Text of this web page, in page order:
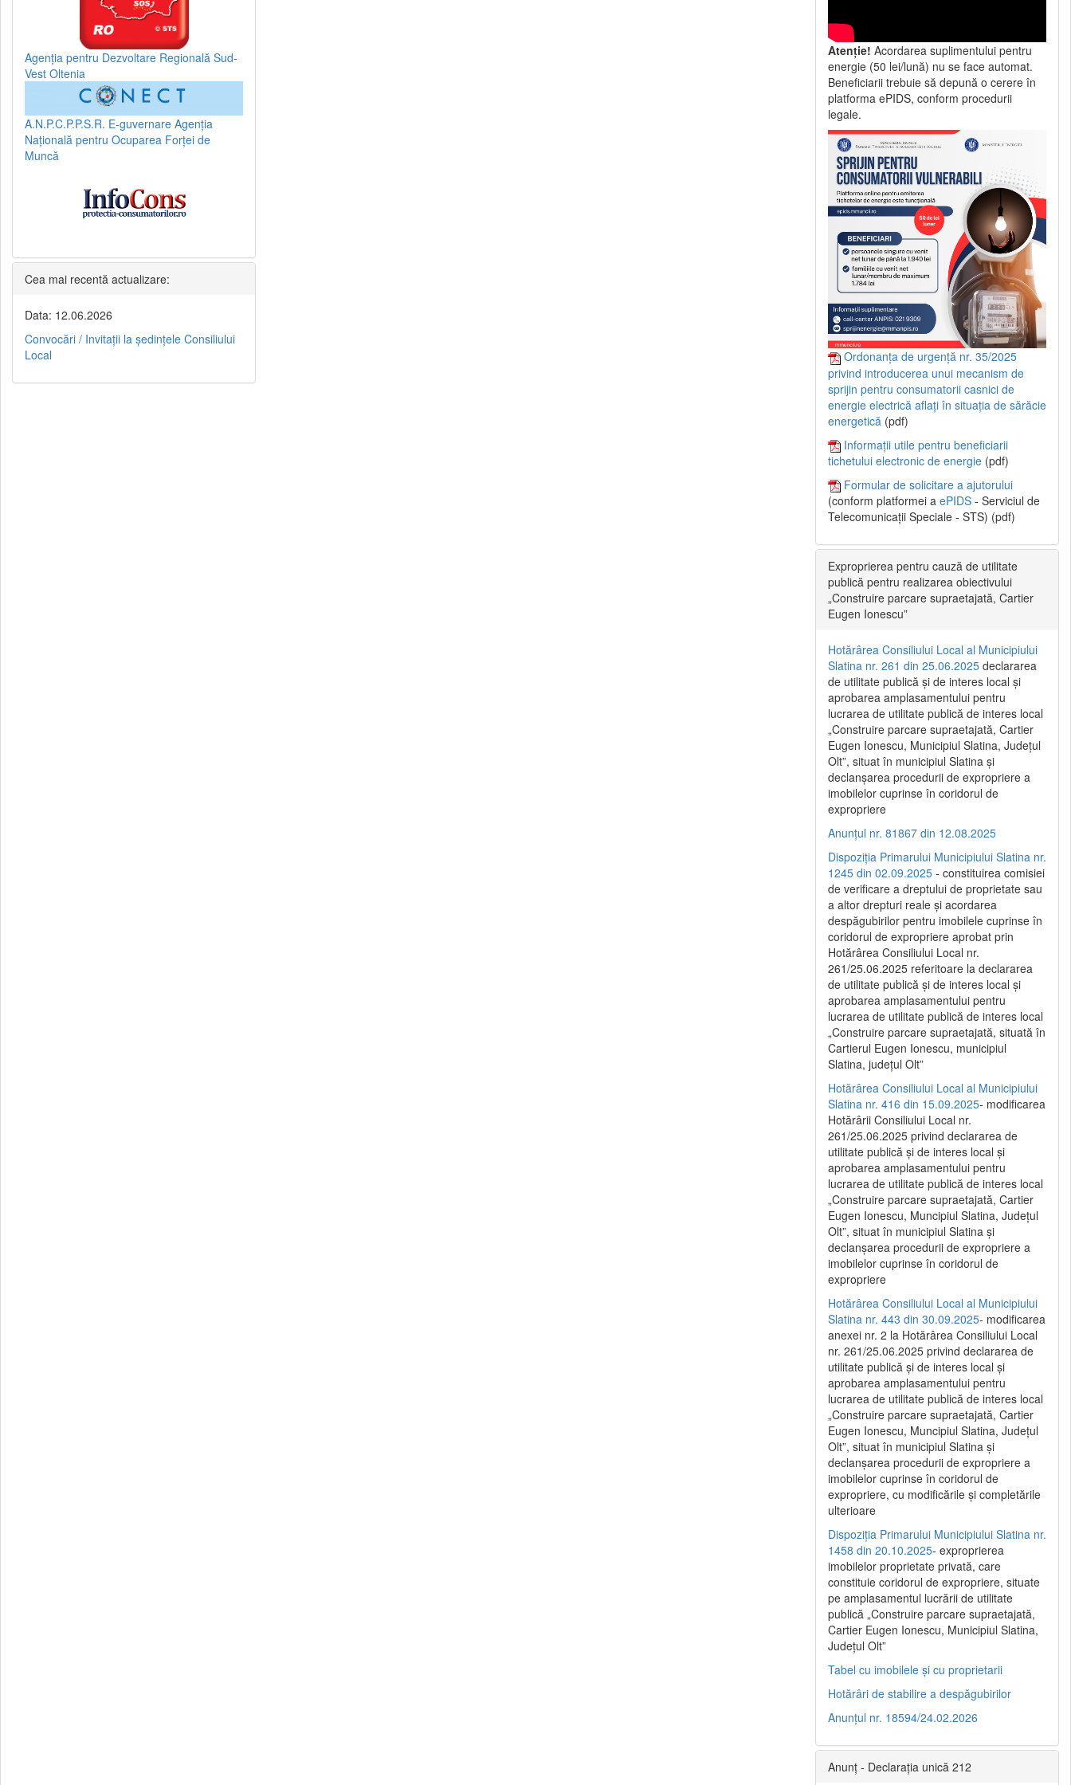
Agenția pentru Dezvoltare Regională Sud-
Vest Oltenia
A.N.P.C.P.P.S.R. E-guvernare Agenția
Națională pentru Ocuparea Forței de
Muncă
Cea mai recentă actualizare:
Data: 12.06.2026
Convocări / Invitaţii la şedinţele Consiliului
Local
Atenție! Acordarea suplimentului pentru
energie (50 lei/lună) nu se face automat.
Beneficiarii trebuie să depună o cerere în
platforma ePIDS, conform procedurii
legale.
Ordonanța de urgență nr. 35/2025
privind introducerea unui mecanism de
sprijin pentru consumatorii casnici de
energie electrică aflați în situația de sărăcie
energetică (pdf)
Informații utile pentru beneficiarii
tichetului electronic de energie (pdf)
Formular de solicitare a ajutorului
(conform platformei a ePIDS - Serviciul de
Telecomunicații Speciale - STS) (pdf)
Exproprierea pentru cauză de utilitate
publică pentru realizarea obiectivului
„Construire parcare supraetajată, Cartier
Eugen Ionescu”
Hotărârea Consiliului Local al Municipiului
Slatina nr. 261 din 25.06.2025 declararea
de utilitate publică și de interes local și
aprobarea amplasamentului pentru
lucrarea de utilitate publică de interes local
„Construire parcare supraetajată, Cartier
Eugen Ionescu, Municipiul Slatina, Județul
Olt”, situat în municipiul Slatina și
declanșarea procedurii de expropriere a
imobilelor cuprinse în coridorul de
expropriere
Anunțul nr. 81867 din 12.08.2025
Dispoziția Primarului Municipiului Slatina nr.
1245 din 02.09.2025 - constituirea comisiei
de verificare a dreptului de proprietate sau
a altor drepturi reale și acordarea
despăgubirilor pentru imobilele cuprinse în
coridorul de expropriere aprobat prin
Hotărârea Consiliului Local nr.
261/25.06.2025 referitoare la declararea
de utilitate publică și de interes local și
aprobarea amplasamentului pentru
lucrarea de utilitate publică de interes local
„Construire parcare supraetajată, situată în
Cartierul Eugen Ionescu, municipiul
Slatina, județul Olt”
Hotărârea Consiliului Local al Municipiului
Slatina nr. 416 din 15.09.2025- modificarea
Hotărârii Consiliului Local nr.
261/25.06.2025 privind declararea de
utilitate publică și de interes local și
aprobarea amplasamentului pentru
lucrarea de utilitate publică de interes local
„Construire parcare supraetajată, Cartier
Eugen Ionescu, Muncipiul Slatina, Județul
Olt”, situat în municipiul Slatina și
declanșarea procedurii de expropriere a
imobilelor cuprinse în coridorul de
expropriere
Hotărârea Consiliului Local al Municipiului
Slatina nr. 443 din 30.09.2025- modificarea
anexei nr. 2 la Hotărârea Consiliului Local
nr. 261/25.06.2025 privind declararea de
utilitate publică şi de interes local şi
aprobarea amplasamentului pentru
lucrarea de utilitate publică de interes local
„Construire parcare supraetajată, Cartier
Eugen Ionescu, Muncipiul Slatina, Judeţul
Olt”, situat în municipiul Slatina şi
declanşarea procedurii de expropriere a
imobilelor cuprinse în coridorul de
expropriere, cu modificările şi completările
ulterioare
Dispoziția Primarului Municipiului Slatina nr.
1458 din 20.10.2025- exproprierea
imobilelor proprietate privată, care
constituie coridorul de expropriere, situate
pe amplasamentul lucrării de utilitate
publică „Construire parcare supraetajată,
Cartier Eugen Ionescu, Municipiul Slatina,
Județul Olt”
Tabel cu imobilele și cu proprietarii
Hotărâri de stabilire a despăgubirilor
Anunțul nr. 18594/24.02.2026
Anunț - Declarația unică 212